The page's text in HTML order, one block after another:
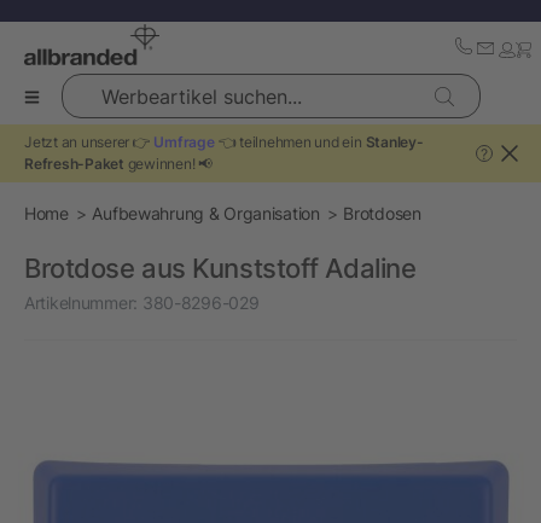
Werbeartikel suchen...
Jetzt an unserer 👉 Umfrage👈 teilnehmen und ein Stanley-
Refresh-Paket gewinnen! 📢
?
Home Aufbewahrung & Organisation Brotdosen
Brotdose aus Kunststoff Adaline
Artikelnummer: 380-8296-029